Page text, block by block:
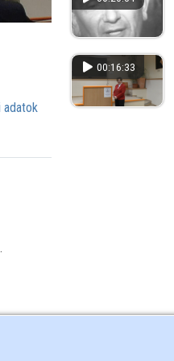
adatok
00:16:33